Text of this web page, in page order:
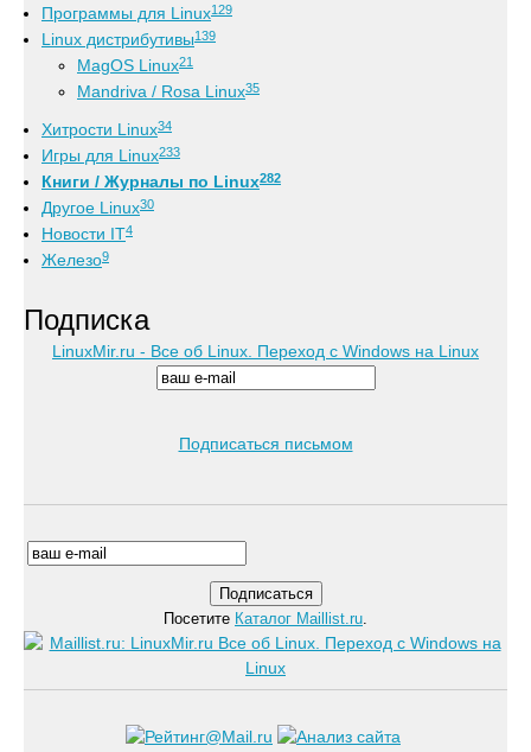
Программы для Linux129
Linux дистрибутивы139
MagOS Linux21
Mandriva / Rosa Linux35
Хитрости Linux34
Игры для Linux233
Книги / Журналы по Linux282
Другое Linux30
Новости IT4
Железо9
Подписка
LinuxMir.ru - Все об Linux. Переход с Windows на Linux
Подписаться письмом
Посетите Каталог Maillist.ru.